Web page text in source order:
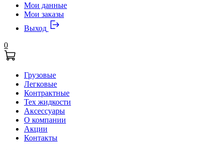
Мои данные
Мои заказы
Выход
0
Грузовые
Легковые
Контрактные
Тех жидкости
Аксессуары
О компании
Акции
Контакты